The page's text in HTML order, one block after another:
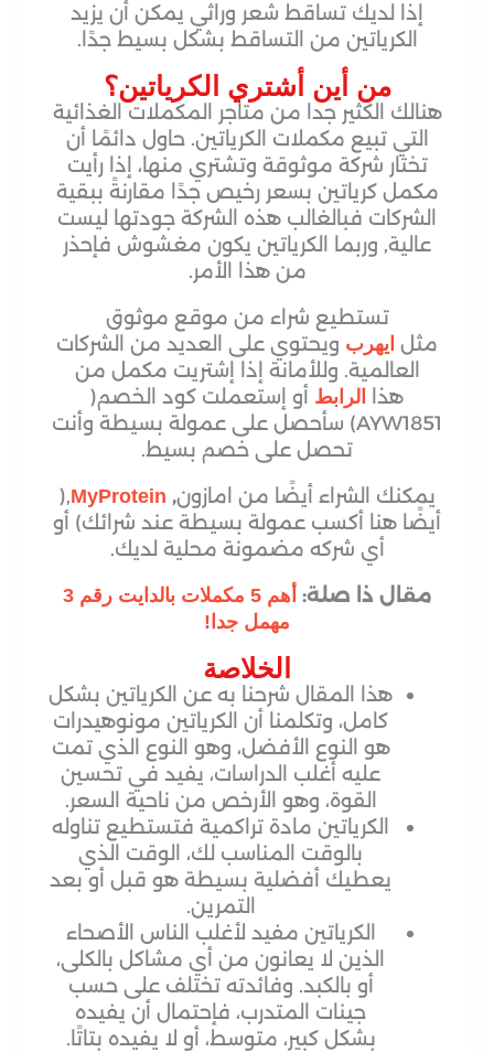
إذا لديك تساقط شعر وراثي يمكن أن يزيد
الكرياتين من التساقط بشكل بسيط جدًا.
من أين أشتري الكرياتين؟
هنالك الكثير جدا من متاجر المكملات الغذائية
التي تبيع مكملات الكرياتين. حاول دائمًا أن
تختار شركة موثوقة وتشتري منها، إذا رأيت
مكمل كرياتين بسعر رخيص جدًا مقارنةً ببقية
الشركات فبالغالب هذه الشركة جودتها ليست
عالية, وربما الكرياتين يكون مغشوش فإحذر
من هذا الأمر.
تستطيع شراء من موقع موثوق
مثل ايهرب ويحتوي على العديد من الشركات
العالمية. وللأمانة إذا إشتريت مكمل من
هذا
الرابط أو إستعملت كود الخصم(
AYW1851) سأحصل على عمولة بسيطة وأنت
تحصل على خصم بسيط.
يمكنك الشراء أيضًا من امازون,
MyProtein
,(
أيضًا هنا أكسب عمولة بسيطة عند شرائك) أو
أي شركه مضمونة محلية لديك.
مقال ذا صلة:
أهم 5 مكملات بالدايت رقم 3
مهمل جدا!
الخلاصة
هذا المقال شرحنا به عن الكرياتين بشكل
كامل، وتكلمنا أن الكرياتين مونوهيدرات
هو النوع الأفضل، وهو النوع الذي تمت
عليه أغلب الدراسات، يفيد في تحسين
القوة، وهو الأرخص من ناحية السعر.
الكرياتين مادة تراكمية فتستطيع تناوله
بالوقت المناسب لك، الوقت الذي
يعطيك أفضلية بسيطة هو قبل أو بعد
التمرين.
الكرياتين مفيد لأغلب الناس الأصحاء
الذين لا يعانون من أي مشاكل بالكلى،
أو بالكبد. وفائدته تختلف على حسب
جينات المتدرب، فإحتمال أن يفيده
بشكل كبير، متوسط، أو لا يفيده بتاتًا.